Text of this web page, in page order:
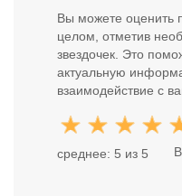
Вы можете оценить
целом, отметив
звездочек. Это
актуальную
взаимодействие с
среднее: 5 из 5